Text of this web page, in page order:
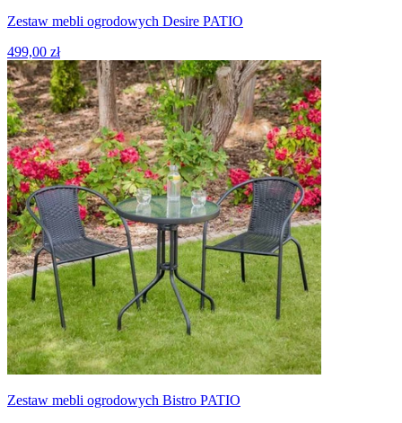
Zestaw mebli ogrodowych Desire PATIO
499,00 zł
Zestaw mebli ogrodowych Bistro PATIO